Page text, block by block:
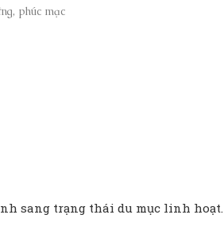
phúc mạc
sang trạng thái du mục linh hoạt.